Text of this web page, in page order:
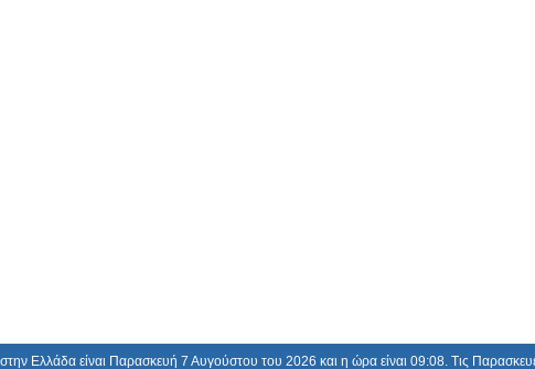
Ελλάδα είναι Παρασκευή 7 Αυγούστου του 2026 και η ώρα είναι 09:08. Τις